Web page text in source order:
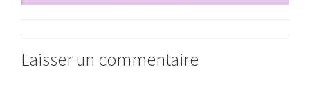
Laisser un commentaire